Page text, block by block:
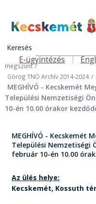
tartalomra
Kecskemét
Keresés
Felső navigáció
E-ügyintézés
Nemzetiségi Önkormányzatok
Görög Települési Nemzetiségi
megszünt
Görög TNÖ Archív 2014-2024
MEGHÍVÓ - Kecskemét
Települési Nemzetiségi
10-én 10.00 órakor
MEGHÍVÓ - Kecskemét
Települési Nemzetiségi
február 10-én 10.00
Az ülés helye:
Kecskemét, Kossuth